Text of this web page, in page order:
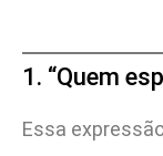
1. “Quem
Essa